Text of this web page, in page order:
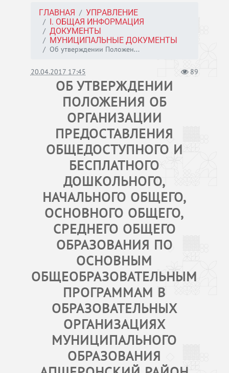
ГЛАВНАЯ
УПРАВЛЕНИЕ
I. ОБЩАЯ ИНФОРМАЦИЯ
ДОКУМЕНТЫ
МУНИЦИПАЛЬНЫЕ ДОКУМЕНТЫ
Об утверждении Положен...
20.04.2017 17:45 89
ОБ УТВЕРЖДЕНИИ
ПОЛОЖЕНИЯ ОБ
ОРГАНИЗАЦИИ
ПРЕДОСТАВЛЕНИЯ
ОБЩЕДОСТУПНОГО И
БЕСПЛАТНОГО
ДОШКОЛЬНОГО,
НАЧАЛЬНОГО ОБЩЕГО,
ОСНОВНОГО ОБЩЕГО,
СРЕДНЕГО ОБЩЕГО
ОБРАЗОВАНИЯ ПО
ОСНОВНЫМ
ОБЩЕОБРАЗОВАТЕЛЬНЫМ
ПРОГРАММАМ В
ОБРАЗОВАТЕЛЬНЫХ
ОРГАНИЗАЦИЯХ
МУНИЦИПАЛЬНОГО
ОБРАЗОВАНИЯ